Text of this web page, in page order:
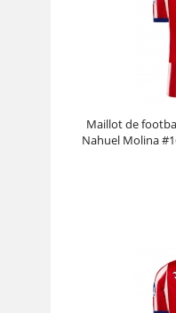
Maillot de
Nahuel Molina